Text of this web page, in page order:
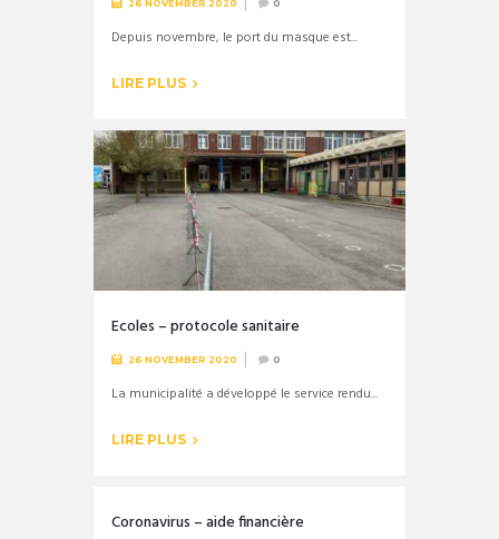
26 NOVEMBER 2020 0
Depuis novembre, le port du masque est...
LIRE PLUS
Ecoles – protocole sanitaire
26 NOVEMBER 2020 0
La municipalité a développé le service rendu...
LIRE PLUS
Coronavirus – aide financière